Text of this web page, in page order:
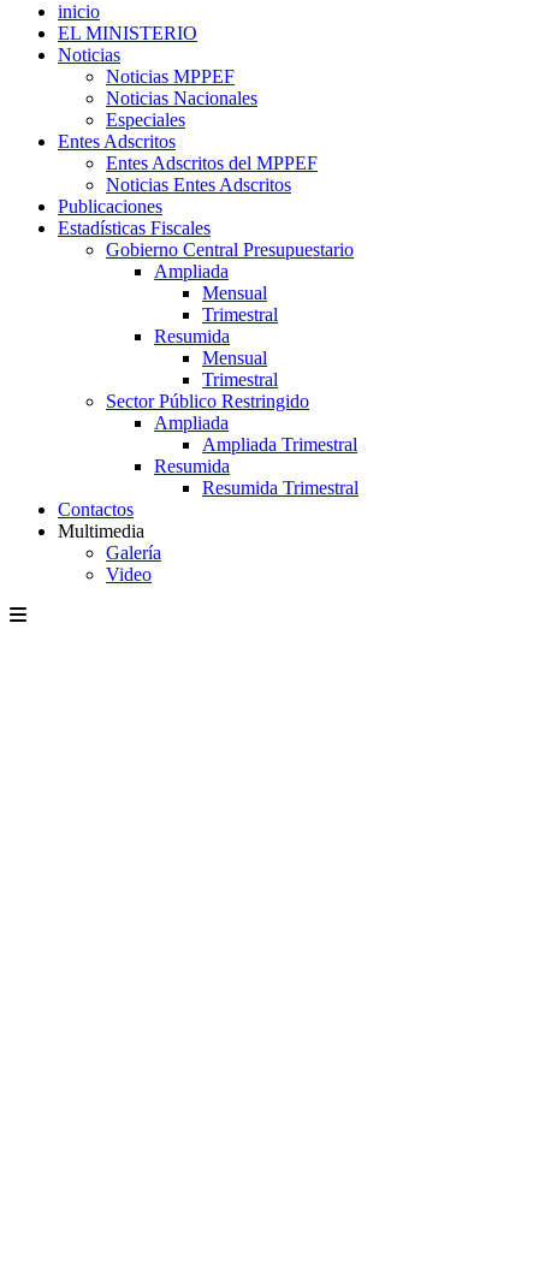
inicio
EL MINISTERIO
Noticias
Noticias MPPEF
Noticias Nacionales
Especiales
Entes Adscritos
Entes Adscritos del MPPEF
Noticias Entes Adscritos
Publicaciones
Estadísticas Fiscales
Gobierno Central Presupuestario
Ampliada
Mensual
Trimestral
Resumida
Mensual
Trimestral
Sector Público Restringido
Ampliada
Ampliada Trimestral
Resumida
Resumida Trimestral
Contactos
Multimedia
Galería
Video